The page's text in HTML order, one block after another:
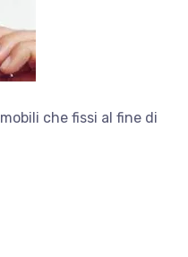
che fissi al fine di